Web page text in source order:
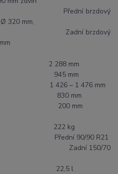
Přední brzdový
320 mm,
2 288 mm
945 mm
1 426 – 1 476 mm
830 mm
200 mm
222 kg
Přední 90/90 R21
150/70
22,5 l